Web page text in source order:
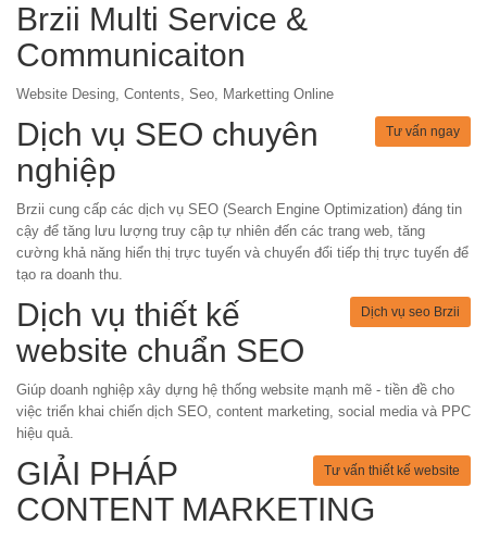
Brzii Multi Service &
Communicaiton
Website Desing, Contents, Seo, Marketting Online
Tư vấn ngay
Dịch vụ SEO chuyên
nghiệp
Brzii cung cấp các dịch vụ SEO (Search Engine Optimization) đáng tin
cậy để tăng lưu lượng truy cập tự nhiên đến các trang web, tăng
cường khả năng hiển thị trực tuyến và chuyển đổi tiếp thị trực tuyến để
tạo ra doanh thu.
Dịch vụ seo Brzii
Dịch vụ thiết kế
website chuẩn SEO
Giúp doanh nghiệp xây dựng hệ thống website mạnh mẽ - tiền đề cho
việc triển khai chiến dịch SEO, content marketing, social media và PPC
hiệu quả.
Tư vấn thiết kế website
GIẢI PHÁP
CONTENT MARKETING